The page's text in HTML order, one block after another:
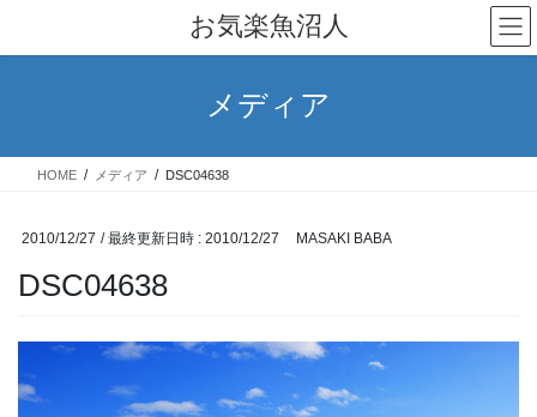
テ
ス
ゲ
ン
お気楽魚沼人
メディア
HOME メディア DSC04638
2010/12/27 / 最終更新日時 : 2010/12/27 MASAKI BABA
DSC04638